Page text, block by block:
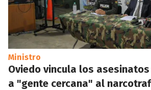
Ministro
Oviedo vincula los
a "gente cercana" al